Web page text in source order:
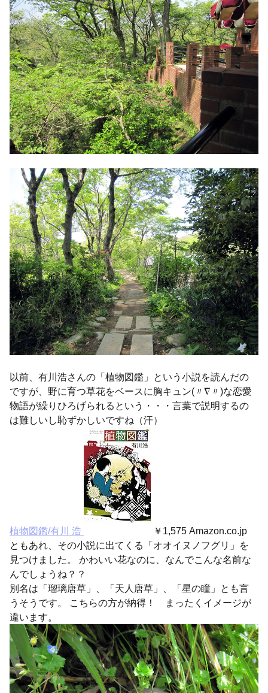
以前、有川浩さんの「植物図鑑」という小説を読んだの
ですが、野に育つ草花をベースに胸キュン(〃∇〃)な恋愛
物語が繰りひろげられるという・・・言葉で説明するの
は難しいし恥ずかしいですね（汗）
植物図鑑/有川 浩
￥1,575 Amazon.co.jp
ともあれ、その小説に出てくる「オオイヌノフグリ」を
見つけました。 かわいい花なのに、なんでこんな名前な
んでしょうね？？
別名は「瑠璃唐草」、「天人唐草」、「星の瞳」とも言
うそうです。 こちらの方が納得！ まったくイメージが
違います。